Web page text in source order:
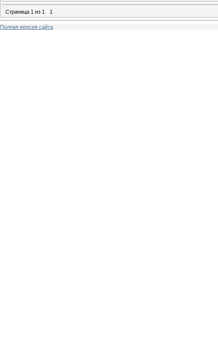
Страница 1 из 1 1
Полная версия сайта